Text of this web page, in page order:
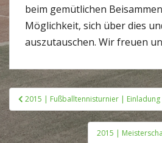
beim gemütlichen
Möglichkeit, sich über dies
auszutauschen. Wir freuen
Beitragsnavigation
2015 | Fußballtennisturnier | Einladung
2015 |